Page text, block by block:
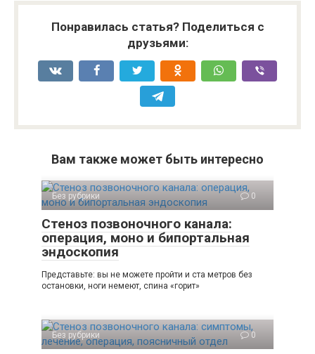
Понравилась статья? Поделиться с
друзьями:
Вам также может быть интересно
Без рубрики 0
Стеноз позвоночного канала:
операция, моно и бипортальная
эндоскопия
Представьте: вы не можете пройти и ста метров без
остановки, ноги немеют, спина «горит»
Без рубрики 0